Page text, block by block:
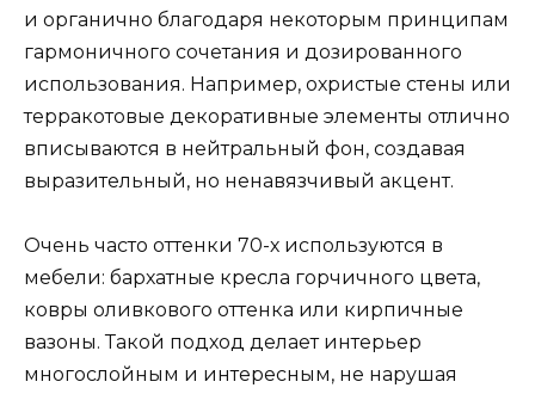
и органично благодаря некоторым принципам
гармоничного сочетания и дозированного
использования. Например, охристые стены или
терракотовые декоративные элементы отлично
вписываются в нейтральный фон, создавая
выразительный, но ненавязчивый акцент.
Очень часто оттенки 70-х используются в
мебели: бархатные кресла горчичного цвета,
ковры оливкового оттенка или кирпичные
вазоны. Такой подход делает интерьер
многослойным и интересным, не нарушая